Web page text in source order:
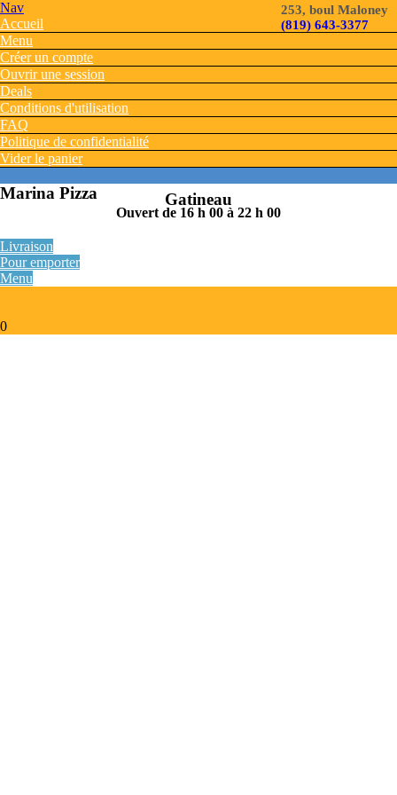
Nav
253, boul Maloney
(819) 643-3377
Accueil
Menu
Créer un compte
Ouvrir une session
Deals
Conditions d'utilisation
FAQ
Politique de confidentialité
Vider le panier
Marina Pizza Gatineau
Ouvert de 16 h 00 à 22 h 00
Livraison
Pour emporter
Menu
0